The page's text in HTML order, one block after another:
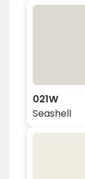
021W
Seashell